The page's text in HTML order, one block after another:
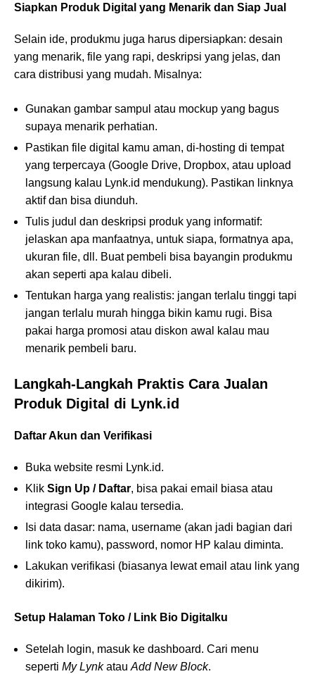
Siapkan Produk Digital yang Menarik dan Siap Jual
Selain ide, produkmu juga harus dipersiapkan: desain
yang menarik, file yang rapi, deskripsi yang jelas, dan
cara distribusi yang mudah. Misalnya:
Gunakan gambar sampul atau mockup yang bagus
supaya menarik perhatian.
Pastikan file digital kamu aman, di-hosting di tempat
yang terpercaya (Google Drive, Dropbox, atau upload
langsung kalau Lynk.id mendukung). Pastikan linknya
aktif dan bisa diunduh.
Tulis judul dan deskripsi produk yang informatif:
jelaskan apa manfaatnya, untuk siapa, formatnya apa,
ukuran file, dll. Buat pembeli bisa bayangin produkmu
akan seperti apa kalau dibeli.
Tentukan harga yang realistis: jangan terlalu tinggi tapi
jangan terlalu murah hingga bikin kamu rugi. Bisa
pakai harga promosi atau diskon awal kalau mau
menarik pembeli baru.
Langkah-Langkah Praktis Cara Jualan
Produk Digital di Lynk.id
Daftar Akun dan Verifikasi
Buka website resmi Lynk.id.
Klik Sign Up / Daftar, bisa pakai email biasa atau
integrasi Google kalau tersedia.
Isi data dasar: nama, username (akan jadi bagian dari
link toko kamu), password, nomor HP kalau diminta.
Lakukan verifikasi (biasanya lewat email atau link yang
dikirim).
Setup Halaman Toko / Link Bio Digitalku
Setelah login, masuk ke dashboard. Cari menu
seperti My LynkatauAdd New Block.